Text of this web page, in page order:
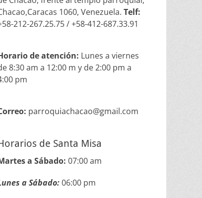
1060, Venezuela. Telf:
212-267.25.75 / +58-412-687.33.91
de atención: Lunes a viernes
8:30 am a 12:00 m y de 2:00 pm a
pm
parroquiachacao@gmail.com
de Santa Misa
a Sábado: 07:00 am
a Sábado:06:00 pm